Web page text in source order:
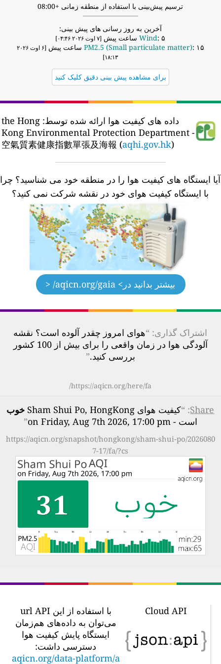
ترسیم پیش‌بینی با استفاده از منطقه زمانی +08:00
آخرین به روز رسانی های پیش بینی:
Wind : ۵ ساعت پیش [۷ اوت ۲۰۲۶ ۰۴:۴۶]
PM2.5 (Small particulate matter) : ۱۵ ساعت پیش
[۶ اوت ۲۰۲۶
۱۸:۱۳]
برای مشاهده پیش بینی دقیق کلیک کنید
داده های کیفیت هوا ارائه شده توسط: the Hong
Kong Environmental Protection Department -
空氣質素健康指數單張及海報 (aqhi.gov.hk)
ایستگاه های کیفیت هوا را در منطقه خود می شناسید؟ چرا
با ایستگاه کیفیت هوای خود در نقشه شرکت نمی کنید؟
بیشتر بدانید در> aqicn.org/gaia/ <
اشتراک گذاری: “هوای امروز چقدر آلوده است؟ نقشه
آلودگی هوا در زمان واقعی را برای بیش از 100 کشور
بررسی کنید.”
https://aqicn.org/here/fa/
Share
: “کیفیت هوای Sham Shui Po, HongKong
خوب
است - on Friday, Aug 7th 2026, 17:00 pm
”
https://aqicn.org/snapshot/hongkong/sham-shui-po/2026080
7-17/fa/?cs
Cloud API
با استفاده از این url API
می‌توان به داده‌های هم‌زمان
ایستگاه پایش کیفیت هوا
دسترسی داشت:
aqicn.org/data-platform/a